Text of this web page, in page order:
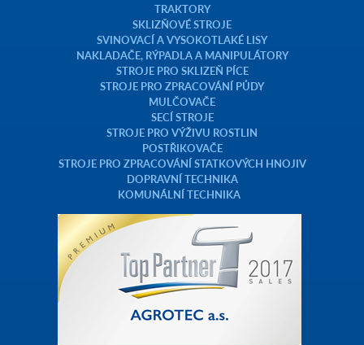
TRAKTORY
SKLIZŇOVÉ STROJE
SVINOVACÍ A VYSOKOTLAKÉ LISY
NAKLADAČE, RÝPADLA A MANIPULÁTORY
STROJE PRO SKLIZEŇ PÍCE
STROJE PRO ZPRACOVÁNÍ PŮDY
MULČOVAČE
SECÍ STROJE
STROJE PRO VÝŽIVU ROSTLIN
POSTŘIKOVAČE
STROJE PRO ZPRACOVÁNÍ STATKOVÝCH HNOJIV
DOPRAVNÍ TECHNIKA
KOMUNÁLNÍ TECHNIKA